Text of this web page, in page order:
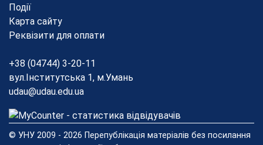
Події
Карта сайту
Реквізити для оплати
+38 (04744) 3-20-11
вул.Інститутська 1, м.Умань
udau@udau.edu.ua
© УНУ 2009 - 2026 Перепублікація матеріалів без посилання